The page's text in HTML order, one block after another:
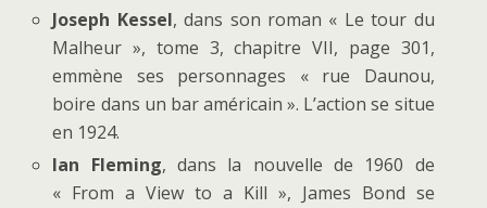
Joseph Kessel, dans son roman « Le tour du
Malheur », tome 3, chapitre VII, page 301,
emmène ses personnages « rue Daunou,
boire dans un bar américain ». L’action se situe
en 1924.
Ian Fleming, dans la nouvelle de 1960 de
« From a View to a Kill », James Bond se